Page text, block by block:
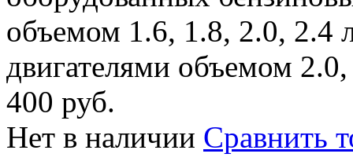
объемом 1.6, 1.8, 2.0, 2.4
двигателями объемом
400 руб.
Нет в наличии Сравнить